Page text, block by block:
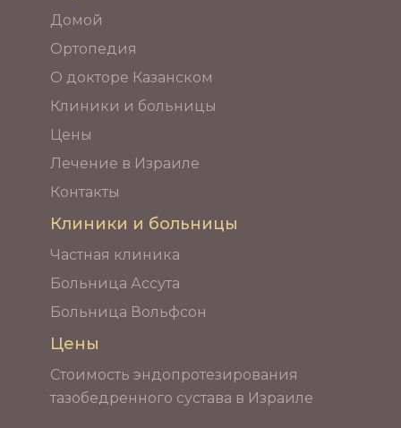
Домой
Ортопедия
О докторе Казанском
Клиники и больницы
Цены
Лечение в Израиле
Контакты
Клиники и больницы
Частная клиника
Больница Ассута
Больница Вольфсон
Цены
Стоимость эндопротезирования
тазобедренного сустава в Израиле